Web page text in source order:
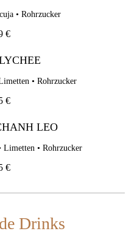
• Rohrzucker
€
Limetten • Rohrzucker
€
• Rohrzucker
€
• Rohrzucker
€
LEO
Limetten • Rohrzucker
€
Drinks